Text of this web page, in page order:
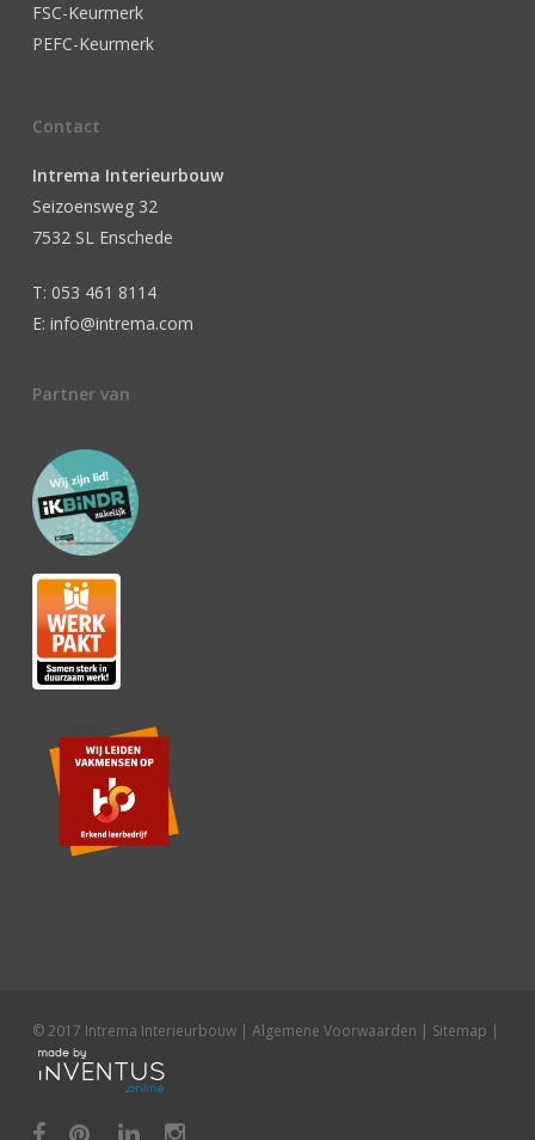
FSC-Keurmerk
PEFC-Keurmerk
Contact
Intrema Interieurbouw
Seizoensweg 32
7532 SL Enschede
T: 053 461 8114
E: info@intrema.com
Partner van
© 2017 Intrema Interieurbouw | Algemene Voorwaarden | Sitemap |
facebookpinterestlinkedininstagram